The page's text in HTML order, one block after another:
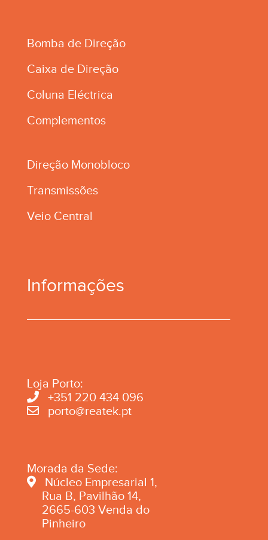
Bomba de Direção
Caixa de Direção
Coluna Eléctrica
Complementos
Direção Monobloco
Transmissões
Veio Central
Informações
Loja Porto:
+351 220 434 096
porto@reatek.pt
Morada da Sede:
Núcleo Empresarial 1,
Rua B, Pavilhão 14,
2665-603 Venda do
Pinheiro